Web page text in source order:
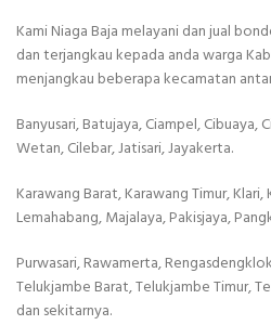
Kami Niaga Baja melayani dan jual
dan terjangkau kepada anda warga
menjangkau beberapa kecamatan
Banyusari, Batujaya, Ciampel, Cibuaya,
Wetan, Cilebar, Jatisari, Jayakerta.
Karawang Barat, Karawang Timur,
Lemahabang, Majalaya, Pakisjaya,
Purwasari, Rawamerta,
Telukjambe Barat, Telukjambe Timur,
dan sekitarnya.